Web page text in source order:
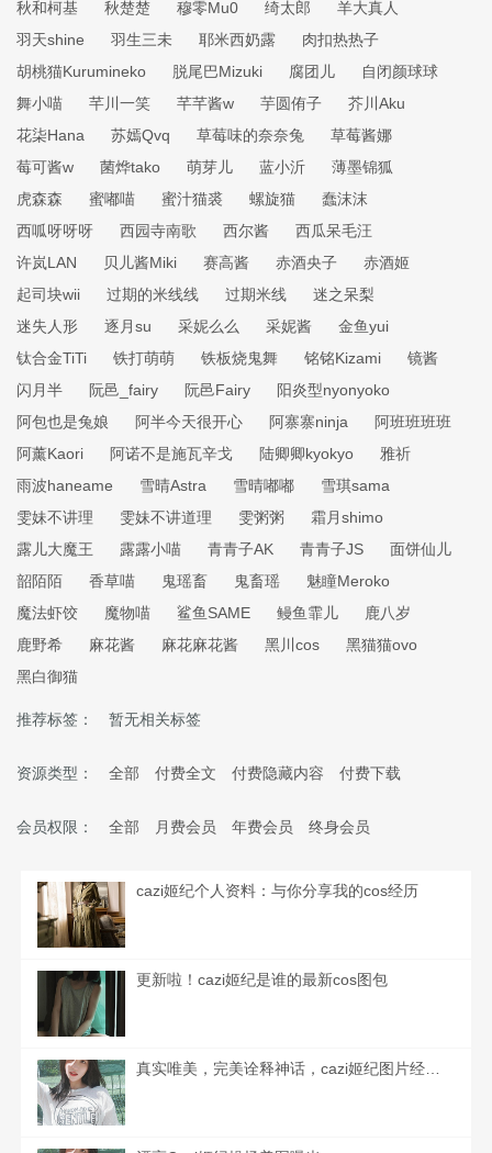
秋和柯基
秋楚楚 穆零Mu0 绮太郎
羊大真人
羽天shine
羽生三未 耶米西奶露
肉扣热热子
胡桃猫Kurumineko
脱尾巴Mizuki 腐团儿
自闭颜球球
舞小喵
芊川一笑 芊芊酱w 芋圆侑子
芥川Aku
花柒Hana
苏嫣Qvq 草莓味的奈奈兔
草莓酱娜
莓可酱w
菌烨tako 萌芽儿 蓝小沂
薄墨锦狐
虎森森
蜜嘟喵 蜜汁猫裘 螺旋猫
蠢沫沫
西呱呀呀呀
西园寺南歌 西尔酱
西瓜呆毛汪
许岚LAN
贝儿酱Miki 赛高酱 赤酒央子
赤酒姬
起司块wii
过期的米线线 过期米线
迷之呆梨
迷失人形
逐月su 采妮么么 采妮酱
金鱼yui
钛合金TiTi
铁打萌萌 铁板烧鬼舞 铭铭Kizami
镜酱
闪月半
阮邑_fairy 阮邑Fairy
阳炎型nyonyoko
阿包也是兔娘
阿半今天很开心 阿寨寨ninja
阿班班班班
阿薰Kaori
阿诺不是施瓦辛戈 陆卿卿kyokyo
雅祈
雨波haneame
雪晴Astra 雪晴嘟嘟
雪琪sama
雯妹不讲理
雯妹不讲道理 雯粥粥
霜月shimo
露儿大魔王
露露小喵 青青子AK 青青子JS
面饼仙儿
韶陌陌
香草喵 鬼瑶畜 鬼畜瑶
魅瞳Meroko
魔法虾饺
魔物喵 鲨鱼SAME 鳗鱼霏儿
鹿八岁
鹿野希
麻花酱 麻花麻花酱 黑川cos
黑猫猫ovo
黑白御猫
推荐标签： 暂无相关标签
资源类型： 全部 付费全文 付费隐藏内容 付费下载
会员权限： 全部 月费会员 年费会员 终身会员
cazi姬纪个人资料：与你分享我的cos经历
更新啦！cazi姬纪是谁的最新cos图包